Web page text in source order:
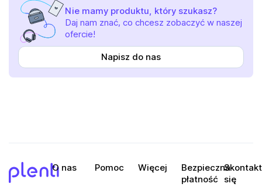
Nie mamy produktu, który szukasz?
Daj nam znać, co chcesz zobaczyć w naszej
ofercie!
Napisz do nas
O nas Pomoc Więcej
Bezpieczna
płatność
się